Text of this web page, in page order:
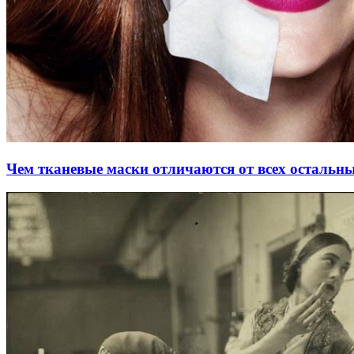
Чем тканевые маски отличаются от всех